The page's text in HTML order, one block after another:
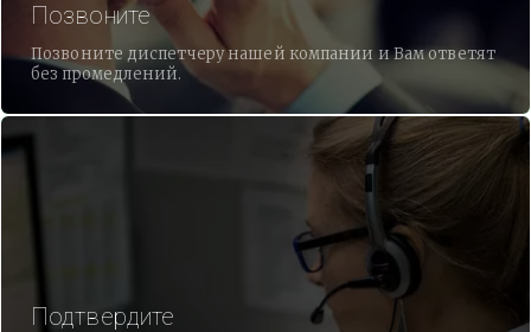
Позвоните
Позвоните диспетчеру нашей компании и Вам ответят
без промедлений.
Подтвердите